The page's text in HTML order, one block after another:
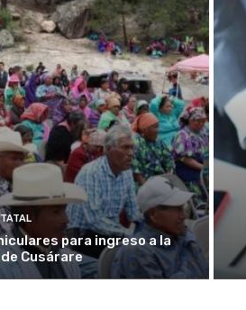
para ingreso a la
Cusárare